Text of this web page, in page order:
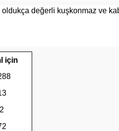
değerli kuşkonmaz ve
için